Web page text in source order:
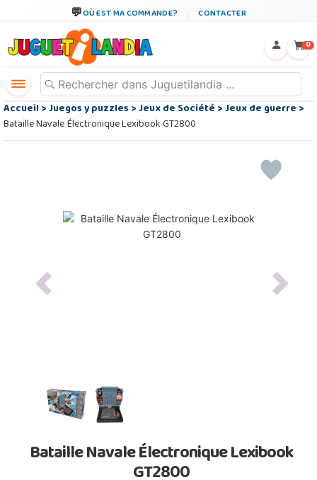
OÙ EST MA COMMANDE? CONTACTER
0
Accueil>Juegos y puzzles>Jeux de Société>Jeux de guerre>
Bataille Navale Électronique Lexibook GT2800
Previous Next
Bataille Navale Électronique Lexibook